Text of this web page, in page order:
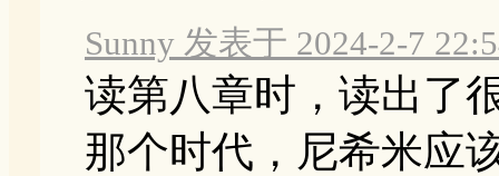
Sunny 发表于 2024-2-7
读第八章时，读出了
那个时代，尼希米应